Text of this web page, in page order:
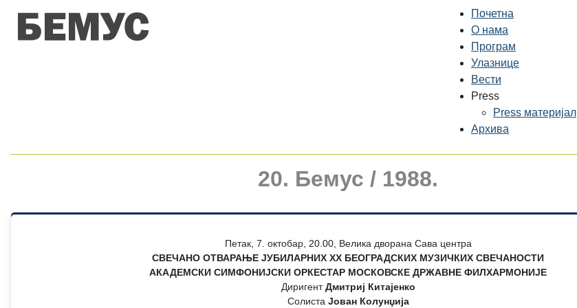
Почетна
О нама
Програм
Улазнице
Вести
Press
Press материјал
Архива
20. Бемус / 1988.
Петак, 7. октобар, 20.00, Велика дворана Сава центра
СВЕЧАНО ОТВАРАЊЕ ЈУБИЛАРНИХ XX БЕОГРАДСКИХ МУЗИЧКИХ СВЕЧАНОСТИ
АКАДЕМСКИ СИМФОНИЈСКИ ОРКЕСТАР МОСКОВСКЕ ДРЖАВНЕ ФИЛХАРМОНИЈЕ
ДиригентДмитриј Китајенко
Солиста Јован Колунџија